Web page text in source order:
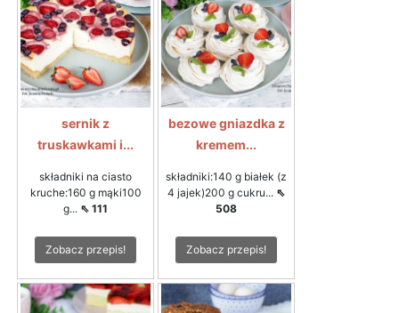
sernik z
truskawkami i...
składniki na ciasto
kruche:160 g mąki100
g... ⇖ 111
Zobacz przepis!
bezowe gniazdka z
kremem...
składniki:140 g białek (z
4 jajek)200 g cukru... ⇖
508
Zobacz przepis!